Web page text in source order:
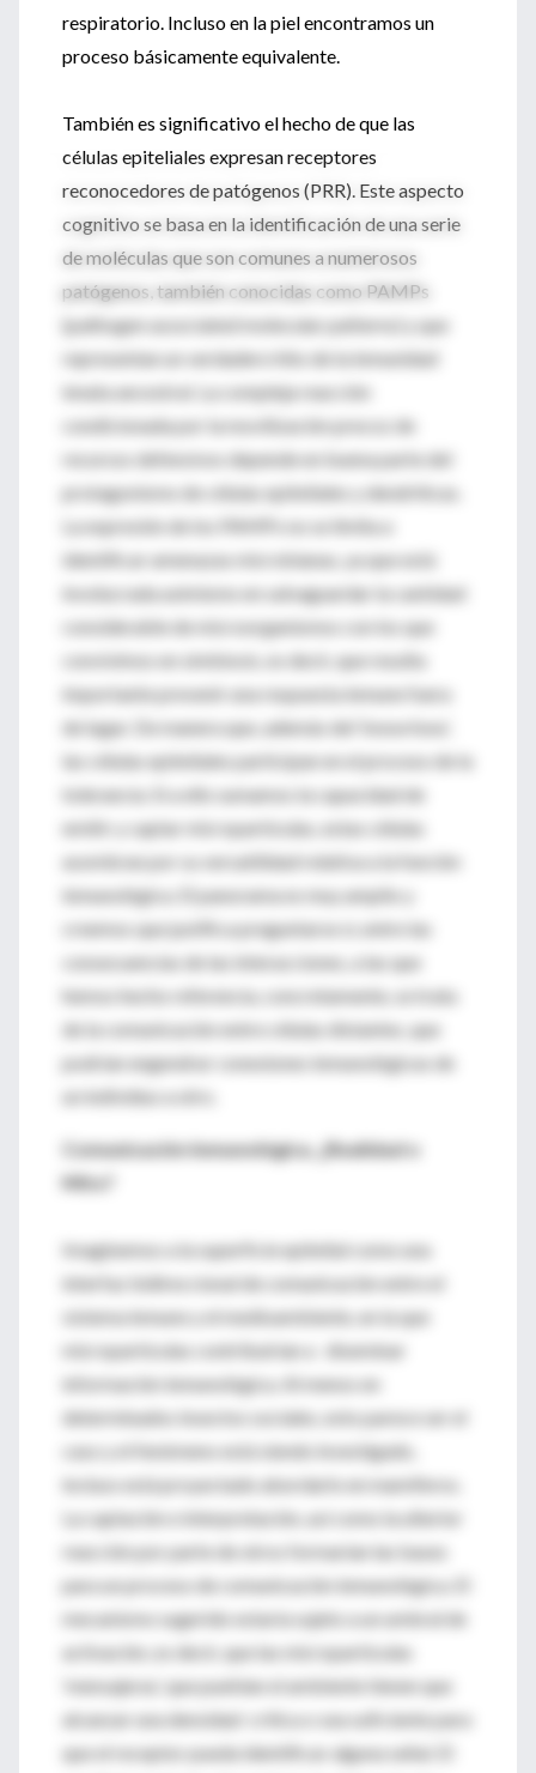
respiratorio. Incluso en la piel encontramos un
proceso básicamente equivalente.
También es significativo el hecho de que las
células epiteliales expresan receptores
reconocedores de patógenos (PRR). Este aspecto
cognitivo se basa en la identificación de una serie
de moléculas que son comunes a numerosos
patógenos, también conocidas como PAMPs
(pathogen associated molecular patterns) y que
representan un verdadero hito de la inmunidad
innata ancestral. La compleja reacción
condicionada por la movilización precoz de
recursos defensivos depende en buena parte del
protagonismo de células epiteliales y dendríticas.
La expresión de los PAMPs no se limita a
identificar amenazas microbianas, ya que está
involucrada asimismo en salvaguardar la cantidad
considerable de microorganismos con los que
convivimos en simbiosis, es decir, que resulta
importante prevenir una respuesta inmune fuera
de lugar. De manera que, además del ‘know how’,
las células epiteliales participan en el proceso de la
tolerancia. Si a ello sumamos la capacidad de
emitir y captar micropartículas, estas células
asombran por su versatilidad relativa a la función
inmunológica. El panorama es muy amplio y
creemos que justifica preguntarse si, entre las
consecuencias de las interacciones, a las que
hemos hecho referencia, concretamente, se trata
de la comunicación entre células distantes, que
podrían engendrar conexiones inmunológicas de
un individuo a otro.
Comunicación Inmunológica, ¿Realidad o
Mito?
Imaginemos a la superficie epitelial como una
interfaz bidireccional de comunicación entre el
sistema inmune y el medioambiente, en la que
micropartículas contribuirían a diseminar
información inmunológica. Al menos en
determinados insectos sociales, esto parece ser el
caso y el fenómeno está siendo investigado,
incluso está proyectado abordarlo en mamíferos.
La captación e interpretación, así como la ulterior
reacción por parte de otros formarían las bases
para un proceso de comunicación inmunológica. El
mecanismo sugerido estaría sujeto a un umbral de
activación, es decir, que las micropartículas
‘mensajeras’, que pueblan el ambiente tienen que
alcanzar una densidad crítica o sea suficiente para
que el receptor pueda identificar alguna señal. El